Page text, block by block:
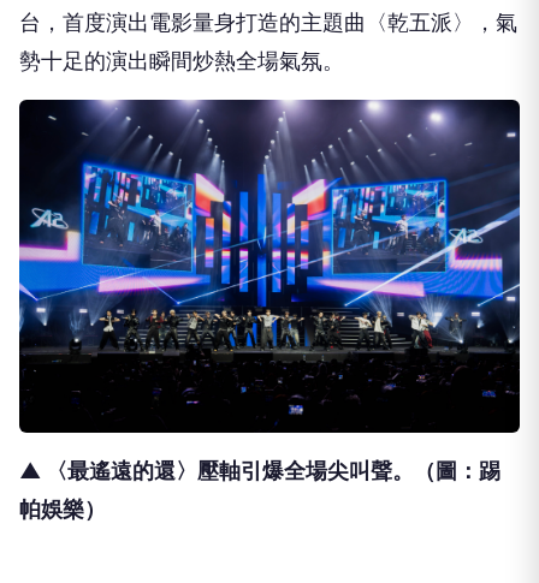
台，首度演出電影量身打造的主題曲〈乾五派〉，氣
勢十足的演出瞬間炒熱全場氣氛。
▲ 〈最遙遠的還〉壓軸引爆全場尖叫聲。（圖：踢
帕娛樂）